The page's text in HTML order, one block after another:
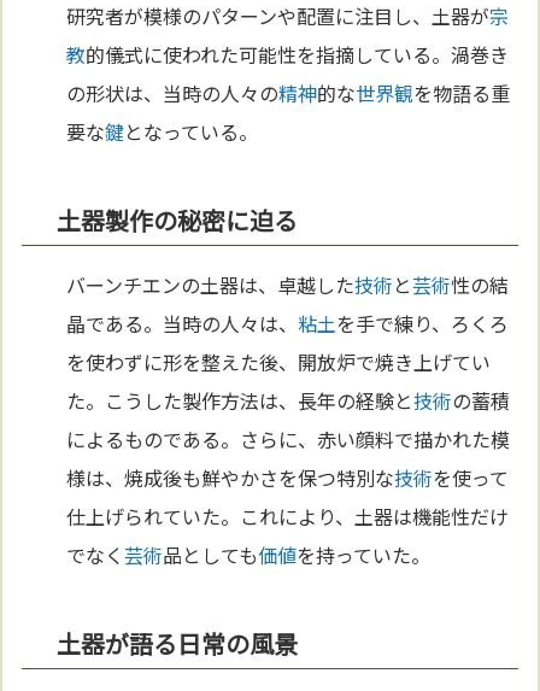
研究者が模様のパターンや配置に注目し、土器が宗
教的儀式に使われた可能性を指摘している。渦巻き
の形状は、当時の人々の精神的な世界観を物語る重
要な鍵となっている。
土器製作の秘密に迫る
バーンチエンの土器は、卓越した技術と芸術性の結
晶である。当時の人々は、 粘土を手で練り、ろくろ
を使わずに形を整えた後、開放炉で焼き上げてい
た。こうした製作方法は、長年の経験と技術の蓄積
によるものである。さらに、赤い顔料で描かれた模
様は、焼成後も鮮やかさを保つ特別な技術を使って
仕上げられていた。これにより、土器は機能性だけ
でなく芸術品としても価値を持っていた。
土器が語る日常の風景